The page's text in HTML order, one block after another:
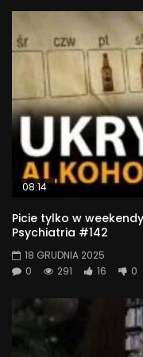
08:14
Picie tylko w weekendy
Psychiatria #142
18 GRUDNIA 2025
0
291 16 0